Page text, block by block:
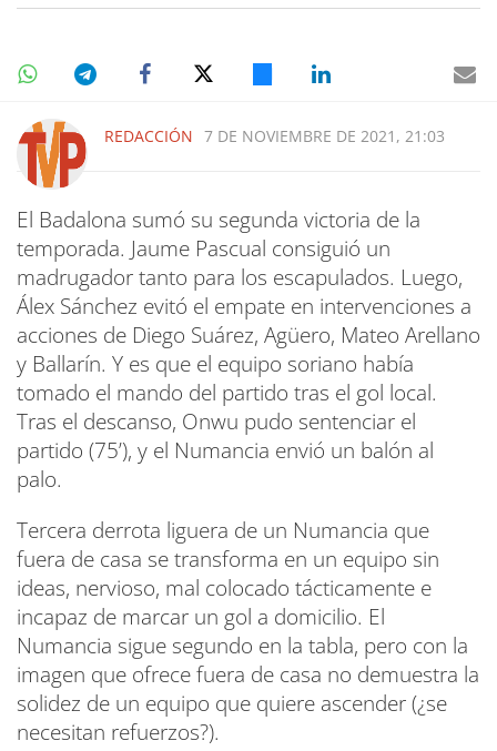
REDACCIÓN 7 DE NOVIEMBRE DE 2021, 21:03
El Badalona sumó su segunda victoria de la
temporada. Jaume Pascual consiguió un
madrugador tanto para los escapulados. Luego,
Álex Sánchez evitó el empate en intervenciones a
acciones de Diego Suárez, Agüero, Mateo Arellano
y Ballarín. Y es que el equipo soriano había
tomado el mando del partido tras el gol local.
Tras el descanso, Onwu pudo sentenciar el
partido (75’), y el Numancia envió un balón al
palo.
Tercera derrota liguera de un Numancia que
fuera de casa se transforma en un equipo sin
ideas, nervioso, mal colocado tácticamente e
incapaz de marcar un gol a domicilio. El
Numancia sigue segundo en la tabla, pero con la
imagen que ofrece fuera de casa no demuestra la
solidez de un equipo que quiere ascender (¿se
necesitan refuerzos?).